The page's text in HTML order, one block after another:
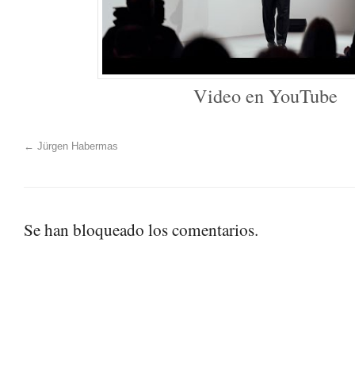
Video en YouTube
← Jürgen Habermas
Se han bloqueado los comentarios.